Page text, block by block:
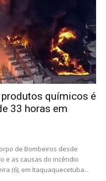
químicos é
33 horas em
de Bombeiros desde
e as causas do incêndio
(6), em Itaquaquecetuba...